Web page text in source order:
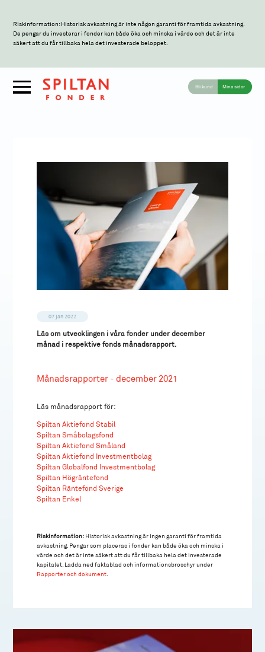
Riskinformation: Historisk avkastning är inte någon garanti för framtida avkastning.
De pengar du investerar i fonder kan både öka och minska i värde och det är inte
säkert att du får tillbaka hela det investerade beloppet.
Bli kund Mina sidor
07 jan 2022
Läs om utvecklingen i våra fonder under december
månad i respektive fonds månadsrapport.
Månadsrapporter - december 2021
Läs månadsrapport för:
Spiltan Aktiefond Stabil
Spiltan Småbolagsfond
Spiltan Aktiefond Småland
Spiltan Aktiefond Investmentbolag
Spiltan Globalfond Investmentbolag
Spiltan Högräntefond
Spiltan Räntefond Sverige
Spiltan Enkel
Riskinformation: Historisk avkastning är ingen garanti för framtida
avkastning. Pengar som placeras i fonder kan både öka och minska i
värde och det är inte säkert att du får tillbaka hela det investerade
kapitalet. Ladda ned faktablad och informationsbroschyr under
Rapporter och dokument